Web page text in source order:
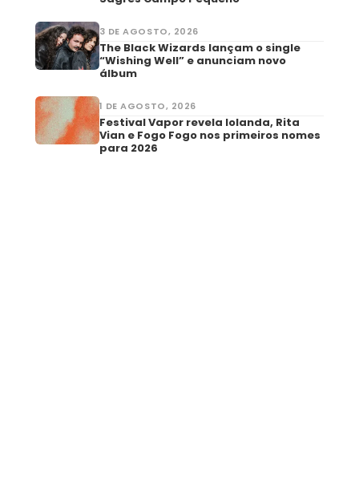
3 DE AGOSTO, 2026
The Black Wizards lançam o single
“Wishing Well” e anunciam novo
álbum
1 DE AGOSTO, 2026
Festival Vapor revela Iolanda, Rita
Vian e Fogo Fogo nos primeiros nomes
para 2026